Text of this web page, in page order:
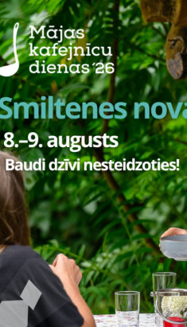
Aicinām iedzīvotājus
iespējams, izvēlēties
Atvainojamies par
Sagatavoja:Kristaps